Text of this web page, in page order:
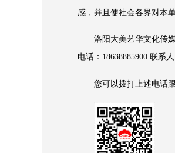
感，并且使社会各界对本
洛阳大美艺华文化传媒
电话：18638885900 联系
您可以拨打上述电话跟